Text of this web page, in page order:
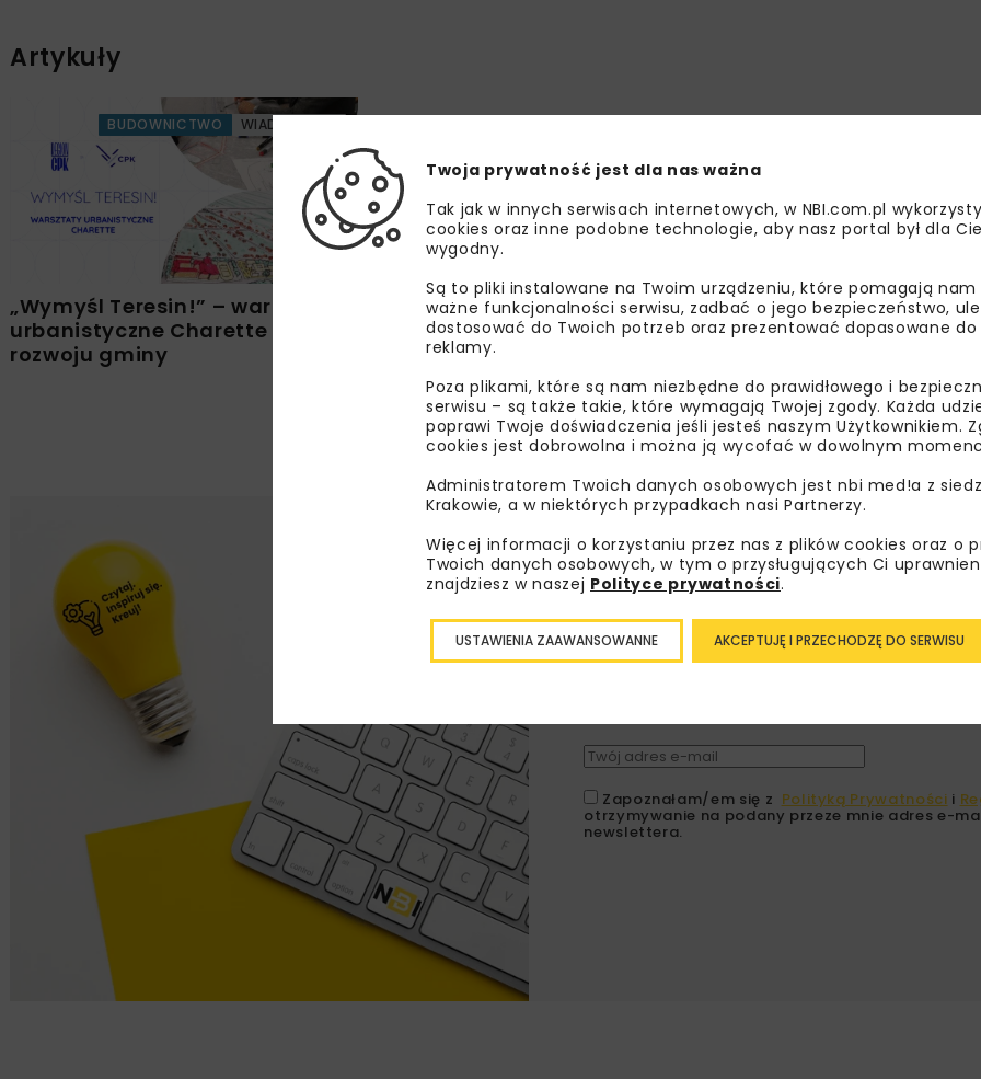
Artykuły
BUDOWNICTWO WIADOMOŚCI
„Wymyśl Teresin!” – warsztaty
urbanistyczne Charette dla
rozwoju gminy
Lubisz wiedzieć więcej?
Zapisz się do newslettera aby
branżowe, zaproszenia na wydarzenia,
Zapoznałam/em się z Polityką Prywatności i
otrzymywanie na podany przeze mnie adres e-
newslettera.
Twoja prywatność jest dla nas ważna
Tak jak w innych serwisach internetowych, w NBI.com.pl
cookies oraz inne podobne technologie, aby nasz portal był dla
wygodny.
Są to pliki instalowane na Twoim urządzeniu, które pomagają nam
ważne funkcjonalności serwisu, zadbać o jego bezpieczeństwo,
dostosować do Twoich potrzeb oraz prezentować dopasowane
reklamy.
Poza plikami, które są nam niezbędne do prawidłowego i
serwisu – są także takie, które wymagają Twojej zgody. Każda
poprawi Twoje doświadczenia jeśli jesteś naszym Użytkownikiem.
cookies jest dobrowolna i można ją wycofać w dowolnym
Administratorem Twoich danych osobowych jest nbi med!a z
Krakowie, a w niektórych przypadkach nasi Partnerzy.
Więcej informacji o korzystaniu przez nas z plików cookies oraz o
Twoich danych osobowych, w tym o przysługujących Ci
znajdziesz w naszej Polityce prywatności.
AKCEPTUJĘ I PRZECHODZĘ DO SERWISU
USTAWIENIA ZAAWANSOWANNE